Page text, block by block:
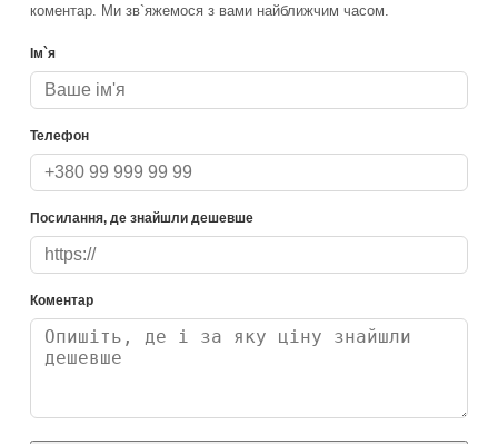
коментар. Ми зв`яжемося з вами найближчим часом.
Ім`я
Телефон
Посилання, де знайшли дешевше
Коментар